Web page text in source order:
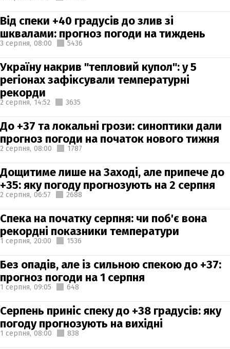
Від спеки +40 градусів до злив зі
шквалами: прогноз погоди на тиждень
3 серпня, 08:00 5436
Україну накрив "тепловий купол": у 5
регіонах зафіксували температурні
рекорди
2 серпня, 14:52 3635
До +37 та локальні грози: синоптики дали
прогноз погоди на початок нового тижня
2 серпня, 08:00 1787
Дощитиме лише на Заході, але припече до
+35: яку погоду прогнозують на 2 серпня
2 серпня, 06:57 2688
Спека на початку серпня: чи поб'є вона
рекордні показники температури
1 серпня, 20:00 1536
Без опадів, але із сильною спекою до +37:
прогноз погоди на 1 серпня
1 серпня, 09:05 648
Серпень приніс спеку до +38 градусів: яку
погоду прогнозують на вихідні
1 серпня, 08:00 838